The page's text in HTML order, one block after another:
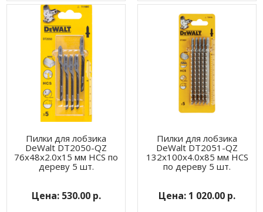
Пилки для лобзика
DeWalt DT2050-QZ
76х48х2.0х15 мм HCS по
дереву 5 шт.
530.00 р.
Пилки для лобзика
DeWalt DT2051-QZ
132x100x4.0x85 мм HCS
по дереву 5 шт.
1 020.00 р.